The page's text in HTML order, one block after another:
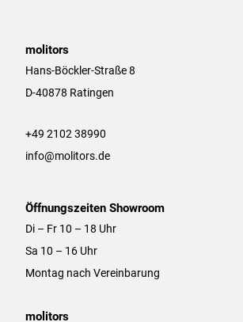
molitors
Hans-Böckler-Straße 8
D-40878 Ratingen
+49 2102 38990
info@molitors.de
Öffnungszeiten Showroom
Di – Fr 10 – 18 Uhr
Sa 10 – 16 Uhr
Montag nach Vereinbarung
molitors